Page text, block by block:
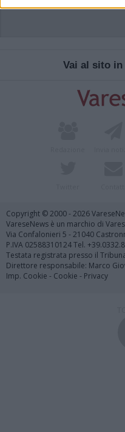
Vai al sito
Copyright © 2000 - 2026
VareseNews è un marchio di
Via Confalonieri 5 - 21040
P.IVA 02588310124 Tel.
Testata registrata presso il
Direttore responsabile: Marco
Imp. Cookie - Cookie - Privacy